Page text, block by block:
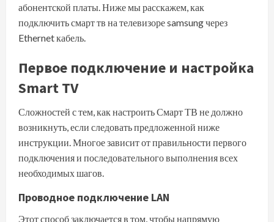
абонентской платы. Ниже мы расскажем, как
подключить смарт тв на телевизоре samsung через
Ethernet кабель.
Первое подключение и настройка
Smart TV
Сложностей с тем, как настроить Смарт ТВ не должно
возникнуть, если следовать предложенной ниже
инструкции. Многое зависит от правильности первого
подключения и последовательного выполнения всех
необходимых шагов.
Проводное подключение LAN
Этот способ заключается в том, чтобы напрямую